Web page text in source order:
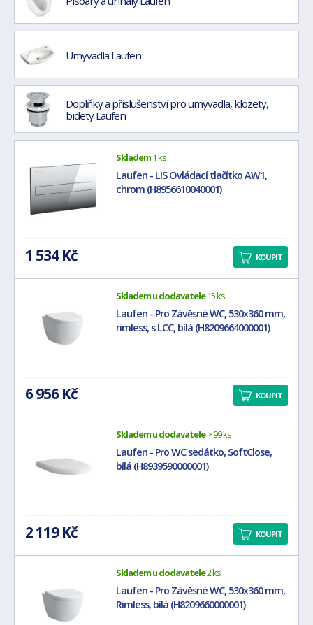
Umyvadla Laufen
Doplňky a příslušenství pro umyvadla, klozety,
bidety Laufen
Skladem1 ks
Laufen - LIS Ovládací tlačítko AW1,
chrom (H8956610040001)
1 534 Kč KOUPIT
Skladem u dodavatele15 ks
Laufen - Pro Závěsné WC, 530x360 mm,
rimless, s LCC, bílá (H8209664000001)
6 956 Kč KOUPIT
Skladem u dodavatele> 99 ks
Laufen - Pro WC sedátko, SoftClose,
bílá (H8939590000001)
2 119 Kč KOUPIT
Skladem u dodavatele2 ks
Laufen - Pro Závěsné WC, 530x360 mm,
Rimless, bílá (H8209660000001)